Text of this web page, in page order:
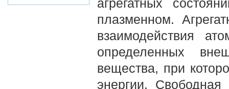
агрегатных
плазменном.
взаимодействия
определенных
вещества, при
энергии.